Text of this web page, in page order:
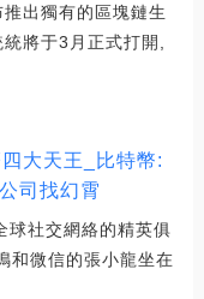
出獨有的區塊鏈生
將于3月正式打開,
大天王_比特幣:
司找幻霄
球社交網絡的精英俱
和微信的張小龍坐在